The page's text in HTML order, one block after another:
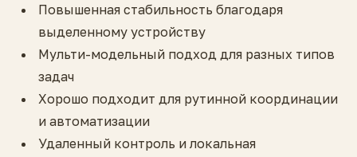
Повышенная стабильность благодаря
выделенному устройству
Мульти-модельный подход для разных типов
задач
Хорошо подходит для рутинной координации
и автоматизации
Удаленный контроль и локальная